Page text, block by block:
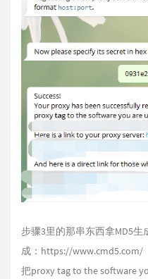
步骤3里的那串东西拿MD5
成：https://www.cmd5.com/
把proxy tag to the software